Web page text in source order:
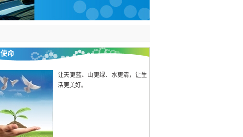
使命
让天更蓝、山更绿、水更清，让生
活更美好。